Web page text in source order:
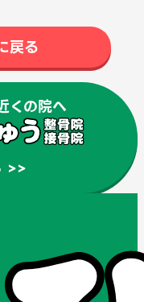
戻る
くの院へ
>>